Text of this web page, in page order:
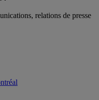
relations de presse